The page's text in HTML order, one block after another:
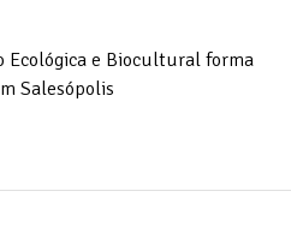
Ecológica e Biocultural forma
Salesópolis